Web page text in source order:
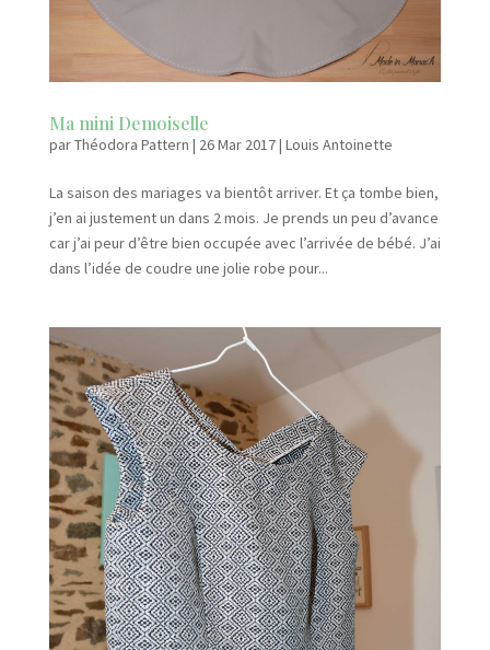
Ma mini Demoiselle
parThéodora Pattern | 26 Mar 2017| Louis Antoinette
La saison des mariages va bientôt arriver. Et ça tombe bien,
j’en ai justement un dans 2 mois. Je prends un peu d’avance
car j’ai peur d’être bien occupée avec l’arrivée de bébé. J’ai
dans l’idée de coudre une jolie robe pour...